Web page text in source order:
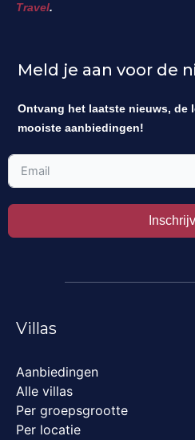
Travel.
Meld je aan voor de
Ontvang het laatste nieuws, de
mooiste aanbiedingen!
Villas
Aanbiedingen
Alle villas
Per groepsgrootte
Per locatie